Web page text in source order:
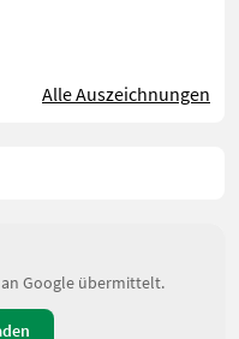
Alle Auszeichnungen
Google übermittelt.